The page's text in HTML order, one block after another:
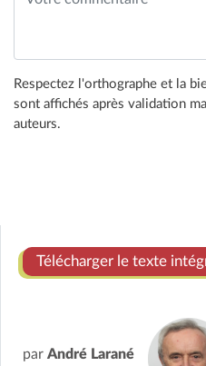
Respectez l'orthographe et la
sont affichés après validation
auteurs.
Télécharger le texte
par André Larané